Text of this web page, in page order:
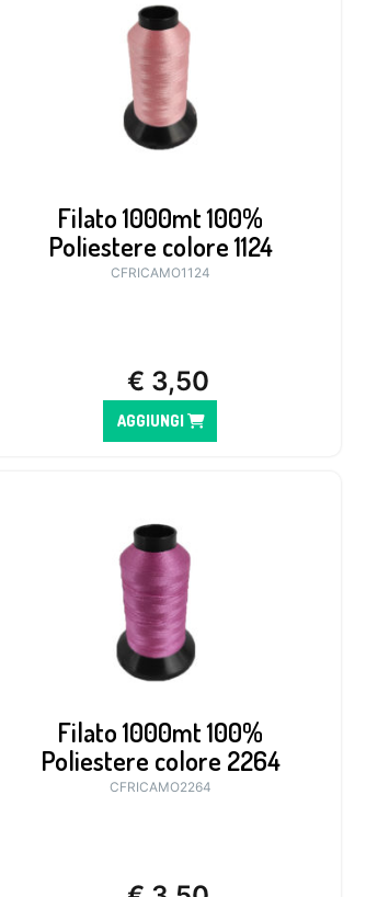
Filato 1000mt 100%
Poliestere colore 1124
CFRICAMO1124
€ 3,50
AGGIUNGI
Filato 1000mt 100%
Poliestere colore 2264
CFRICAMO2264